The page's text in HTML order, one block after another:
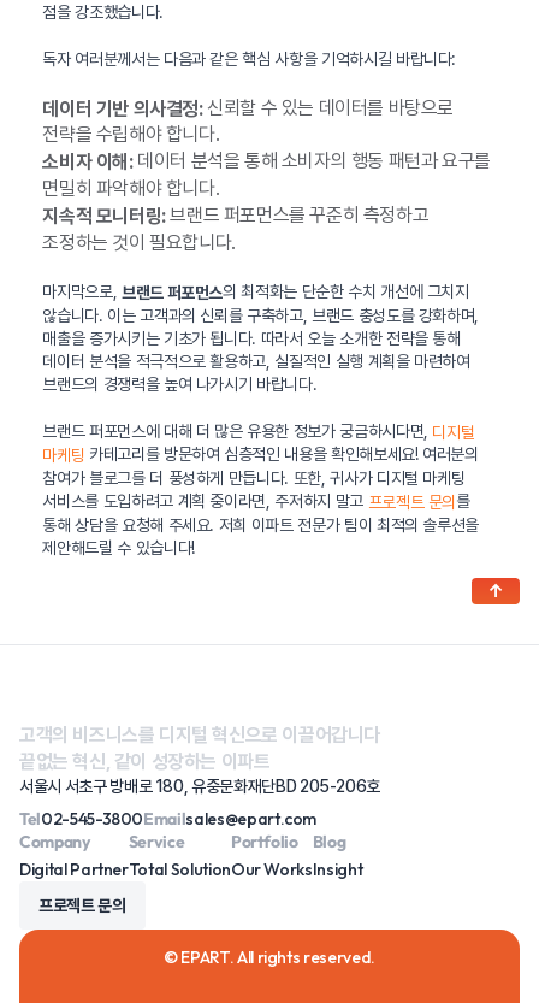
점을 강조했습니다.
독자 여러분께서는 다음과 같은 핵심 사항을 기억하시길 바랍니다:
데이터 기반 의사결정:신뢰할 수 있는 데이터를 바탕으로
전략을 수립해야 합니다.
소비자 이해:데이터 분석을 통해 소비자의 행동 패턴과 요구를
면밀히 파악해야 합니다.
지속적 모니터링:브랜드 퍼포먼스를 꾸준히 측정하고
조정하는 것이 필요합니다.
마지막으로, 브랜드 퍼포먼스의 최적화는 단순한 수치 개선에 그치지
않습니다. 이는 고객과의 신뢰를 구축하고, 브랜드 충성도를 강화하며,
매출을 증가시키는 기초가 됩니다. 따라서 오늘 소개한 전략을 통해
데이터 분석을 적극적으로 활용하고, 실질적인 실행 계획을 마련하여
브랜드의 경쟁력을 높여 나가시기 바랍니다.
브랜드 퍼포먼스에 대해 더 많은 유용한 정보가 궁금하시다면, 디지털
마케팅 카테고리를 방문하여 심층적인 내용을 확인해보세요! 여러분의
참여가 블로그를 더 풍성하게 만듭니다. 또한, 귀사가 디지털 마케팅
서비스를 도입하려고 계획 중이라면, 주저하지 말고 프로젝트 문의 를
통해 상담을 요청해 주세요. 저희 이파트 전문가 팀이 최적의 솔루션을
제안해드릴 수 있습니다!
고객의 비즈니스를 디지털 혁신으로 이끌어갑니다
끝없는 혁신, 같이 성장하는 이파트
서울시 서초구 방배로 180, 유중문화재단BD 205-206호
Tel02-545-3800Emailsales@epart.com
Company
Digital Partner
Service
Total Solution
Portfolio
Our Works
Blog
Insight
프로젝트 문의
© EPART. All rights reserved.
↑